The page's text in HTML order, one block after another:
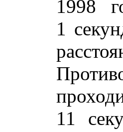
1998
1
11